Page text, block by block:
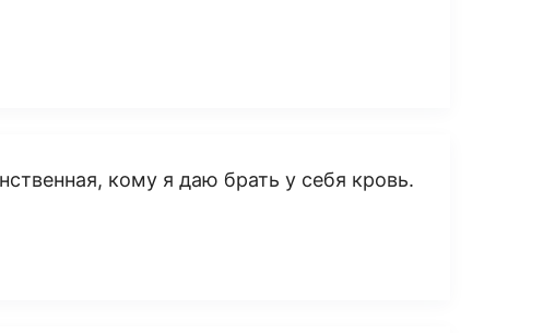
кому я даю брать у себя кровь.